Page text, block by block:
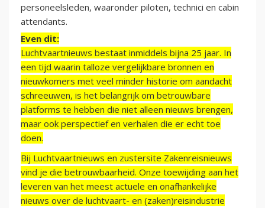
personeelsleden, waaronder piloten, technici en cabin
attendants.
Even dit:
Luchtvaartnieuws bestaat inmiddels bijna 25 jaar. In
een tijd waarin talloze vergelijkbare bronnen en
nieuwkomers met veel minder historie om aandacht
schreeuwen, is het belangrijk om betrouwbare
platforms te hebben die niet alleen nieuws brengen,
maar ook perspectief en verhalen die er echt toe
doen.
Bij Luchtvaartnieuws en zustersite Zakenreisnieuws
vind je die betrouwbaarheid. Onze toewijding aan het
leveren van het meest actuele en onafhankelijke
nieuws over de luchtvaart- en (zaken)reisindustrie